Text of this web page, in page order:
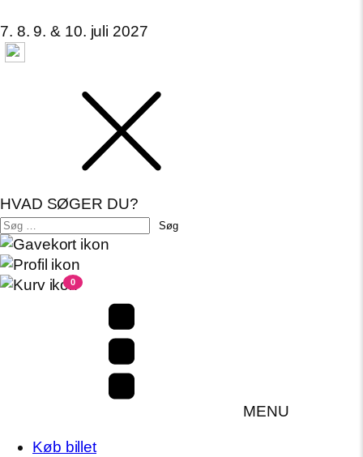
7. 8. 9. & 10. juli 2027
HVAD SØGER DU?
Søg
efter:
0
MENU
Køb billet